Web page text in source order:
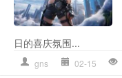
日的喜庆氛围...
gns 02-15